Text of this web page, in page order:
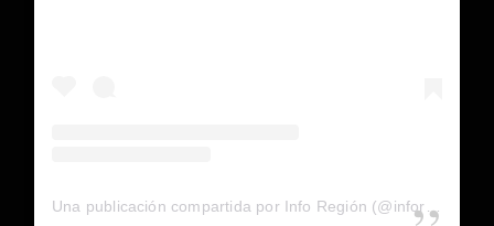
Una publicación compartida por Info Región (@inforegion_redes)